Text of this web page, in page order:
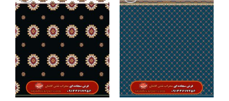
افزودن
به
علاقه
مندی
ها
افزودن
به
علاقه
مندی